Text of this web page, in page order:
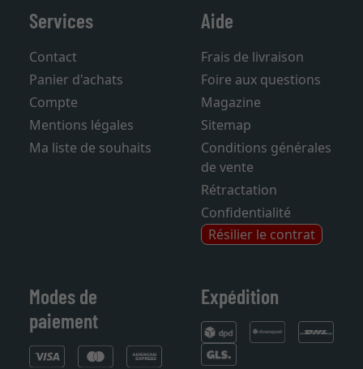
Services
Contact
Panier d'achats
Compte
Mentions légales
Ma liste de souhaits
Aide
Frais de livraison
Foire aux questions
Magazine
Sitemap
Conditions générales
de vente
Rétractation
Confidentialité
Résilier le contrat
Modes de
paiement
Expédition